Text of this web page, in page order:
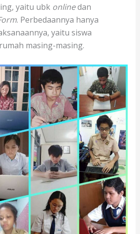
yaitu ubk onlinedan
. Perbedaannya hanya
yaitu siswa
masing-masing.